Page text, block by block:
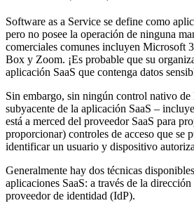
Software as a Service se define como
pero no posee la operación de ninguna
comerciales comunes incluyen Microsoft
Box y Zoom. ¡Es probable que su
aplicación SaaS que contenga datos
Sin embargo, sin ningún control nativo de
subyacente de la aplicación SaaS –
está a merced del proveedor SaaS para
proporcionar) controles de acceso que se
identificar un usuario y dispositivo
Generalmente hay dos técnicas
aplicaciones SaaS: a través de la
proveedor de identidad (IdP).